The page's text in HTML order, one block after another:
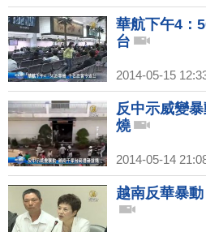
華航下午4：
台
2014-05-15
反中示威變
燒
2014-05-14
越南反華暴